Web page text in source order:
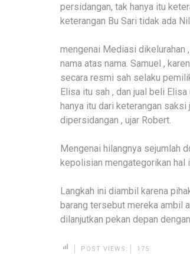
persidangan, tak hanya itu
keterangan Bu Sari tidak ada
mengenai Mediasi dikelurahan
nama atas nama. Samuel ,
secara resmi sah selaku
Elisa itu sah , dan jual beli
hanya itu dari keterangan saksi
dipersidangan , ujar Robert.
Mengenai hilangnya sejumlah
kepolisian mengategorikan hal
Langkah ini diambil karena
barang tersebut mereka ambil
dilanjutkan pekan depan
POST VIEWS: 175